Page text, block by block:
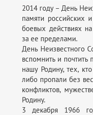
2014 году – День
памяти российских
боевых действиях
за ее пределами.
День Неизвестного
вспомнить и почтить
нашу Родину, тех,
либо пропали без
конфликтов,
Родину.
3 декабря 1966